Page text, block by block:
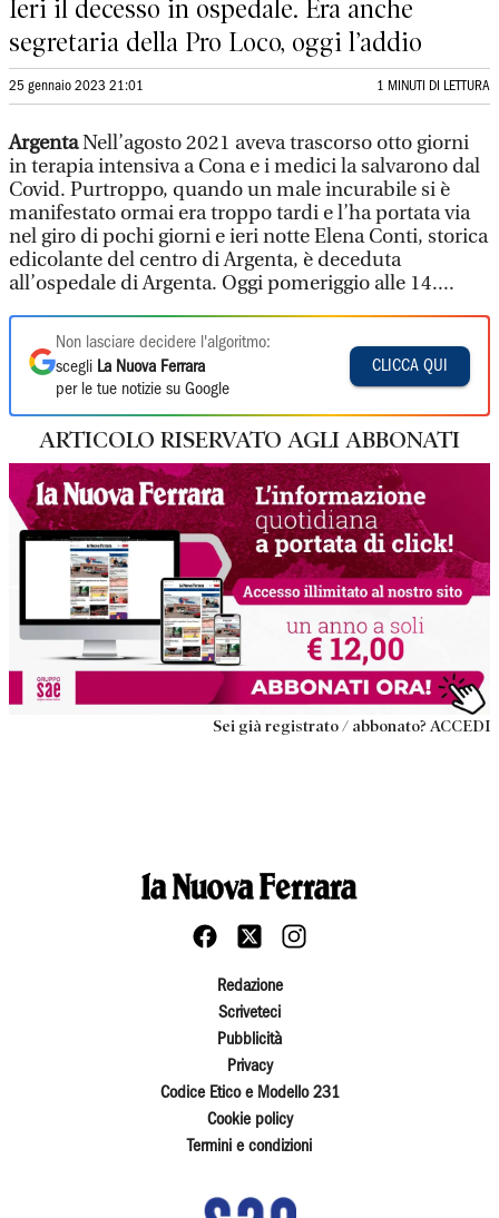
Ieri il decesso in ospedale. Era anche
segretaria della Pro Loco, oggi l’addio
25 gennaio 2023 21:01 1 MINUTI DI LETTURA
ArgentaNell’agosto 2021 aveva trascorso otto giorni
in terapia intensiva a Cona e i medici la salvarono dal
Covid. Purtroppo, quando un male incurabile si è
manifestato ormai era troppo tardi e l’ha portata via
nel giro di pochi giorni e ieri notte Elena Conti, storica
edicolante del centro di Argenta, è deceduta
all’ospedale di Argenta. Oggi pomeriggio alle 14....
Non lasciare decidere l'algoritmo:
scegli La Nuova Ferrara
per le tue notizie su Google
CLICCA QUI
ARTICOLO RISERVATO AGLI ABBONATI
Sei già registrato / abbonato? ACCEDI
Redazione
Scriveteci
Pubblicità
Privacy
Codice Etico e Modello 231
Cookie policy
Termini e condizioni